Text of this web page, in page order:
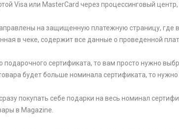
Visa или MasterCard через процессинговый
на защищенную платежную страницу,
в чеке, содержит все данные о проведенной
сертификата, то вам просто нужно
будет больше номинала сертификата, то
покупать себе подарки на весь номинал
в Magazine.